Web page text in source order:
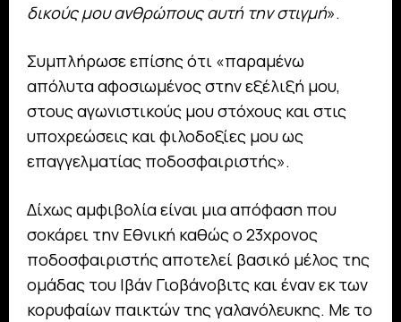
δικούς μου ανθρώπους αυτή την στιγμή».
Συμπλήρωσε επίσης ότι «παραμένω
απόλυτα αφοσιωμένος στην εξέλιξή μου,
στους αγωνιστικούς μου στόχους και στις
υποχρεώσεις και φιλοδοξίες μου ως
επαγγελματίας ποδοσφαιριστής».
Δίχως αμφιβολία είναι μια απόφαση που
σοκάρει την Εθνική καθώς ο 23χρονος
ποδοσφαιριστής αποτελεί βασικό μέλος της
ομάδας του Ιβάν Γιοβάνοβιτς και έναν εκ των
κορυφαίων παικτών της γαλανόλευκης. Με το